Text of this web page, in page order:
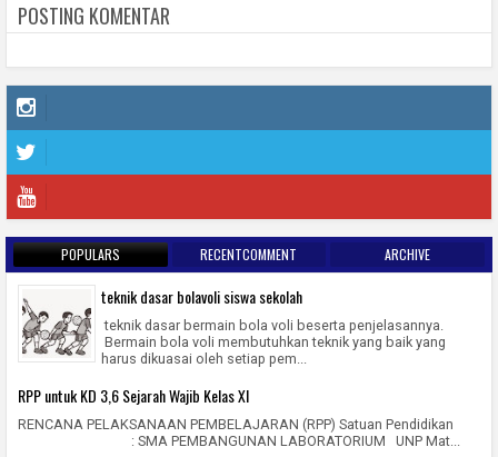
POSTING KOMENTAR
POPULARS RECENTCOMMENT ARCHIVE
teknik dasar bolavoli siswa sekolah
teknik dasar bermain bola voli beserta penjelasannya.
Bermain bola voli membutuhkan teknik yang baik yang
harus dikuasai oleh setiap pem...
RPP untuk KD 3,6 Sejarah Wajib Kelas XI
RENCANA PELAKSANAAN PEMBELAJARAN (RPP) Satuan Pendidikan
: SMA PEMBANGUNAN LABORATORIUM UNP Mat...